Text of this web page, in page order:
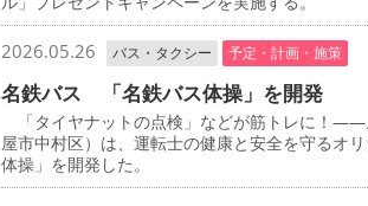
2026.05.26 バス・タクシー 予定・計画・施策
名鉄バス 「名鉄バス体操」を開発
「タイヤナットの点検」などが筋トレに！――
屋市中村区）は、運転士の健康と安全を守るオ
体操」を開発した。